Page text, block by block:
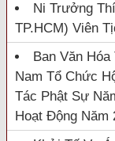
Ni Trưởng
TP.HCM) Viên
Ban Văn
Nam Tổ Chức
Tác Phật Sự
Hoạt Động Năm